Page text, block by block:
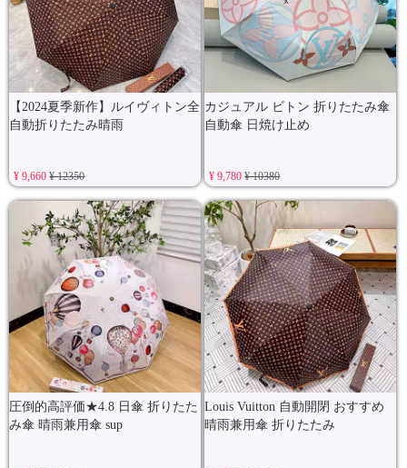
【2024夏季新作】ルイヴィトン全
自動折りたたみ晴雨
¥ 9,660¥ 12350
カジュアル ビトン 折りたたみ傘
自動傘 日焼け止め
¥ 9,780¥ 10380
圧倒的高評価★4.8 日傘 折りたた
み傘 晴雨兼用傘 sup
Louis Vuitton 自動開閉 おすすめ
晴雨兼用傘 折りたたみ